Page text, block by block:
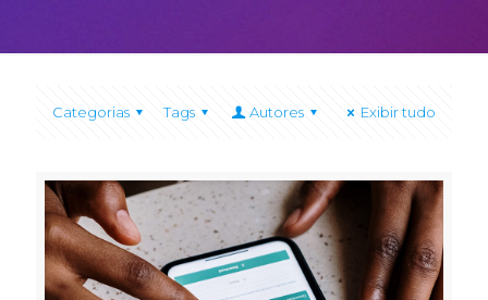
Categorias Tags Autores Exibir tudo